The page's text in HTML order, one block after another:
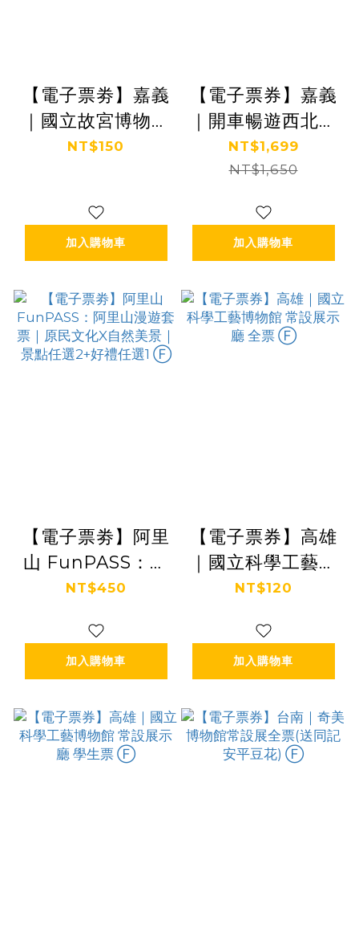
【電子票劵】嘉義
｜國立故宮博物院
南部院區參觀券
NT$150
加入購物車
【電子票券】嘉義
｜開車暢遊西北廊
道：格上租車券，
送太平雲梯、觀音
Ⓕ
NT$1,699
NT$1,650
加入購物車
【電子票劵】阿里
山 FunPASS：阿
里山漫遊套票｜原
｜景點任選2+好禮
任選1 Ⓕ
NT$450
加入購物車
【電子票券】高雄
｜國立科學工藝博
物館 常設展示廳
NT$120
加入購物車